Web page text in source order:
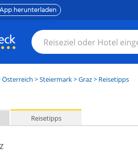
App herunterladen
Österreich >Steiermark>Graz> Reisetipps
Reisetipps